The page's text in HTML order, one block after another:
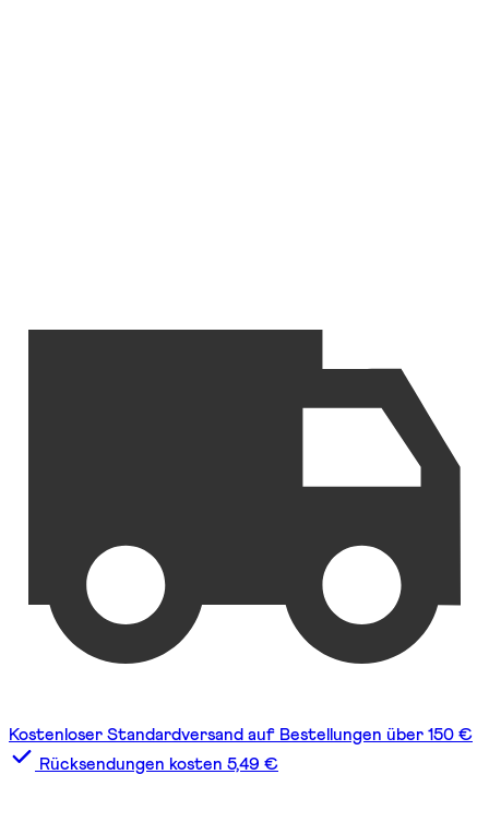
Kostenloser Standardversand auf Bestellungen über 150 €
Rücksendungen kosten 5,49 €